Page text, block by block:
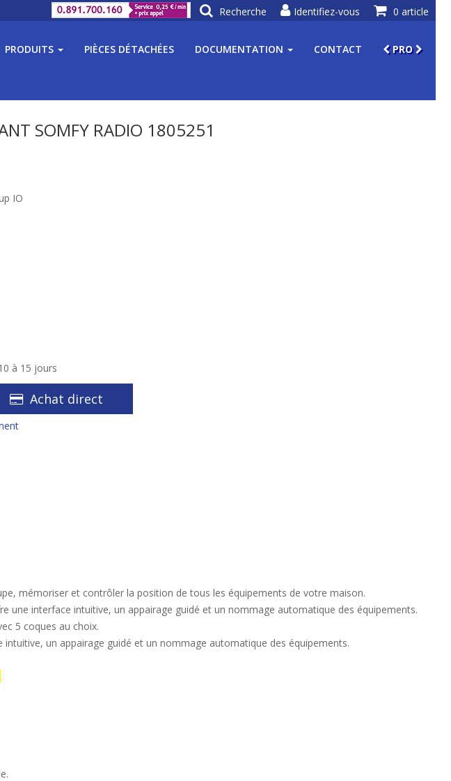
PRODUITS PIÈCES DÉTACHÉES DOCUMENTATION CONTACT PRO
SOMFY RADIO 1805251
IO
à 15 jours
Achat direct
mémoriser et contrôler la position de tous les équipements de votre maison.
interface intuitive, un appairage guidé et un nommage automatique des équipements.
5 coques au choix.
un appairage guidé et un nommage automatique des équipements.
0 article
Identifiez-vous
Recherche